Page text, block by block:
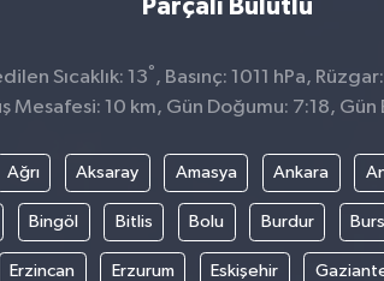
Parçalı Bulutlu
Sıcaklık: 13° , Basınç: 1011 hPa,
Mesafesi: 10 km, Gün Doğumu: 7:18, Gün
Ağrı Aksaray Amasya Ankara
Bingöl Bitlis Bolu Burdur
Erzincan Erzurum Eskişehir